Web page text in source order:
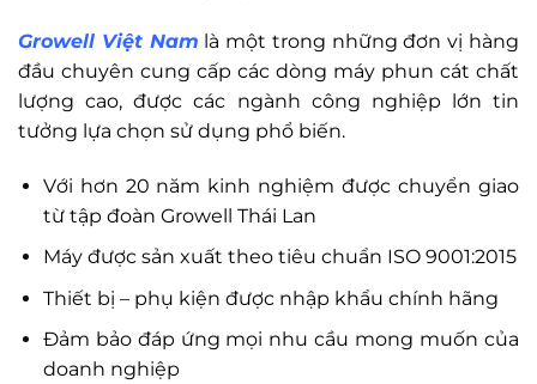
Growell Việt Nam là một trong những đơn vị hàng
đầu chuyên cung cấp các dòng máy phun cát chất
lượng cao, được các ngành công nghiệp lớn tin
tưởng lựa chọn sử dụng phổ biến.
Với hơn 20 năm kinh nghiệm được chuyển giao
từ tập đoàn Growell Thái Lan
Máy được sản xuất theo tiêu chuẩn ISO 9001:2015
Thiết bị – phụ kiện được nhập khẩu chính hãng
Đảm bảo đáp ứng mọi nhu cầu mong muốn của
doanh nghiệp